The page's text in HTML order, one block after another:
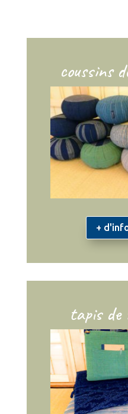
coussins
+
tapis